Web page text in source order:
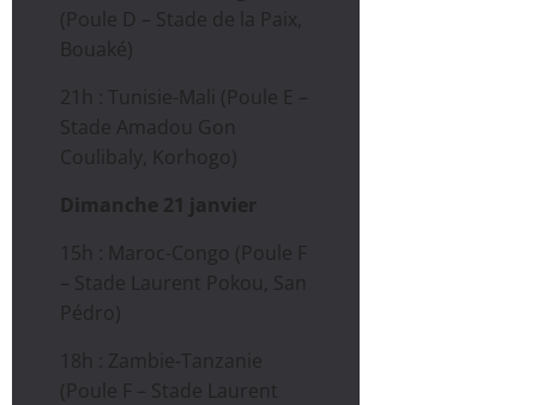
(Poule D – Stade de la Paix,
Bouaké)
21h : Tunisie-Mali (Poule E –
Stade Amadou Gon
Coulibaly, Korhogo)
Dimanche 21 janvier
15h : Maroc-Congo (Poule F
– Stade Laurent Pokou, San
Pédro)
18h : Zambie-Tanzanie
(Poule F – Stade Laurent